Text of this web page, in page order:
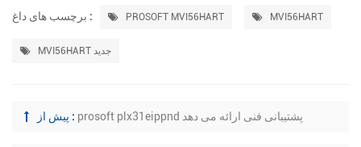
برچسب های داغ : PROSOFT MVI56HART MVI56HART
MVI56HART جدید
پیش از : prosoft plx31eippnd پشتیبانی فنی ارائه می دهد